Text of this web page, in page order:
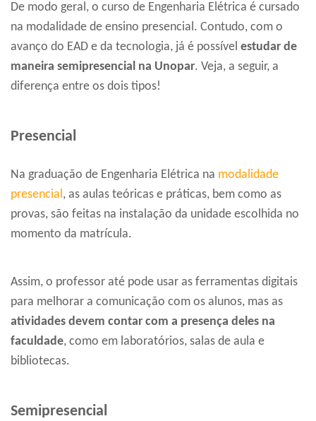
De modo geral, o curso de Engenharia Elétrica é cursado
na modalidade de ensino presencial. Contudo, com o
avanço do EAD e da tecnologia, já é possível estudar de
maneira semipresencial na Unopar. Veja, a seguir, a
diferença entre os dois tipos!
Presencial
Na graduação de Engenharia Elétrica na modalidade
presencial, as aulas teóricas e práticas, bem como as
provas, são feitas na instalação da unidade escolhida no
momento da matrícula.
Assim, o professor até pode usar as ferramentas digitais
para melhorar a comunicação com os alunos, mas as
atividades devem contar com a presença deles na
faculdade, como em laboratórios, salas de aula e
bibliotecas.
Semipresencial